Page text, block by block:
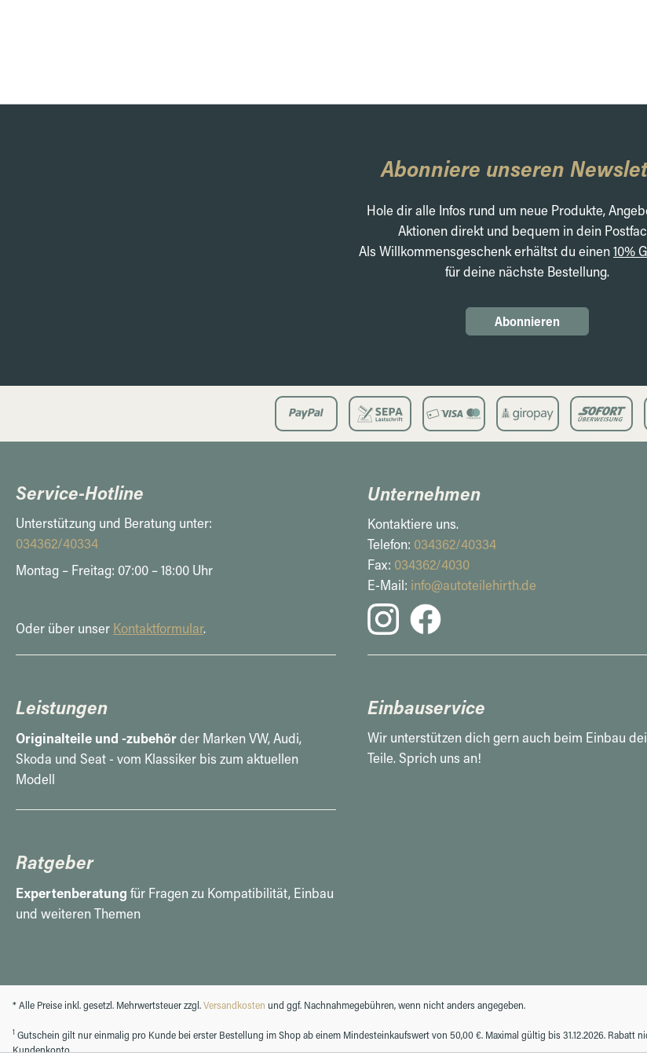
Abonniere unseren
Hole dir alle Infos rund um neue Produkte,
Aktionen direkt und bequem in dein
Als Willkommensgeschenk erhältst du einen10%
für deine nächste Bestellung.
Abonnieren
Service-Hotline
Unterstützung und Beratung unter:
034362/40334
Montag – Freitag: 07:00 – 18:00 Uhr
Oder über unser Kontaktformular.
Unternehmen
Kontaktiere uns.
Telefon: 034362/40334
Fax: 034362/4030
E-Mail: info@autoteilehirth.de
Leistungen
Originalteile und -zubehörder Marken VW, Audi,
Skoda und Seat - vom Klassiker bis zum aktuellen
Modell
Einbauservice
Wir unterstützen dich gern auch beim Einbau
Teile. Sprich uns an!
Ratgeber
Expertenberatung für Fragen zu Kompatibilität, Einbau
und weiteren Themen
* Alle Preise inkl. gesetzl. Mehrwertsteuer zzgl.Versandkosten und ggf. Nachnahmegebühren, wenn nicht anders angegeben.
1 Gutschein gilt nur einmalig pro Kunde bei erster Bestellung im Shop ab einem Mindesteinkaufswert von 50,00 €. Maximal gültig bis 31.12.2026.
Kundenkonto.